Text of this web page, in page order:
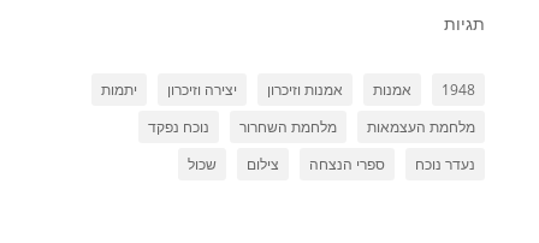
תגיות
1948 אמנות אמנות וזיכרון יצירה וזיכרון
יתמות
מלחמת העצמאות
מלחמת השחרור
נוכח נפקד
נעדר נוכח
ספרי הנצחה צילום שכול